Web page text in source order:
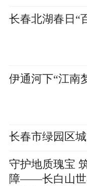
长春北湖春日“
伊通河下“江南
长春市绿园区
守护地质瑰宝
障——长白山世